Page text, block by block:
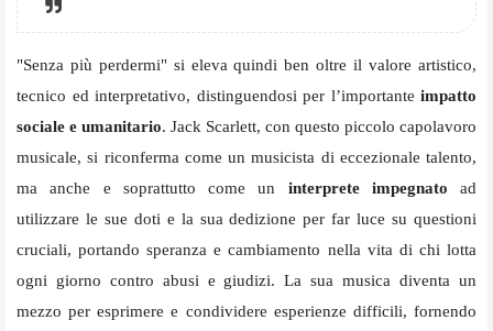
"Senza più perdermi" si eleva quindi ben oltre il valore artistico,
tecnico ed interpretativo, distinguendosi per l’importante impatto
sociale e umanitario. Jack Scarlett, con questo piccolo capolavoro
musicale, si riconferma come un musicista di eccezionale talento,
ma anche e soprattutto come un interprete impegnato ad
utilizzare le sue doti e la sua dedizione per far luce su questioni
cruciali, portando speranza e cambiamento nella vita di chi lotta
ogni giorno contro abusi e giudizi. La sua musica diventa un
mezzo per esprimere e condividere esperienze difficili, fornendo